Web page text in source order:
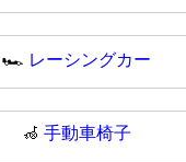
🏎️ レーシングカー
🦽手動車椅子